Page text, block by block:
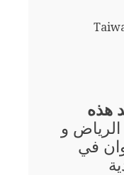
هذه
الرياض و
في